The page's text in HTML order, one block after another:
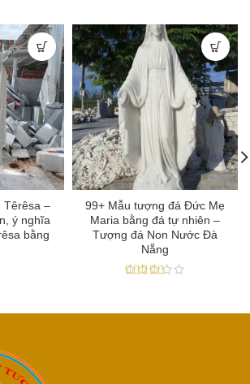
Têrêsa –
ý nghĩa
bằng
99+ Mẫu tượng đá Đức Mẹ
Maria bằng đá tự nhiên –
Tượng đá Non Nước Đà
Nẵng